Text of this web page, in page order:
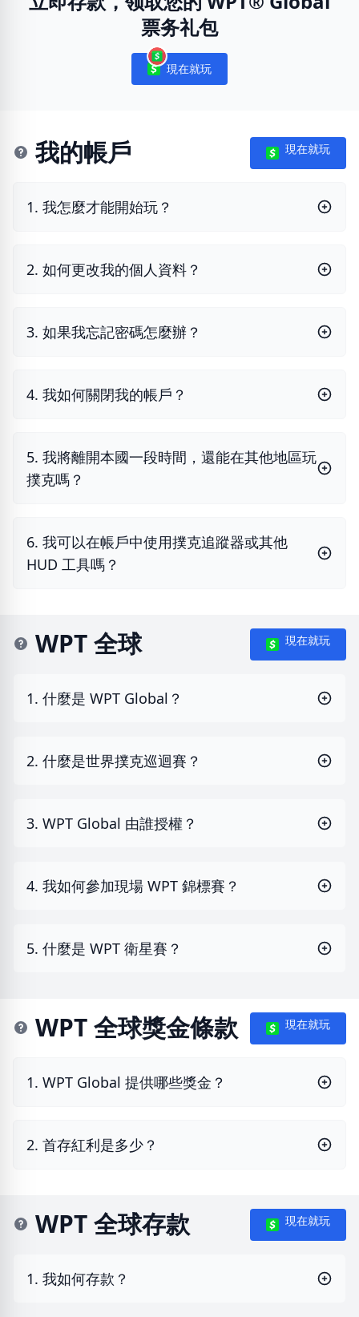
票务礼包
Notifications
現在就玩
我的帳戶 現在就玩
1. 我怎麼才能開始玩？
2. 如何更改我的個人資料？
3. 如果我忘記密碼怎麼辦？
4. 我如何關閉我的帳戶？
5. 我將離開本國一段時間，還能在其他地區玩
撲克嗎？
6. 我可以在帳戶中使用撲克追蹤器或其他
HUD 工具嗎？
WPT 全球 現在就玩
1. 什麼是 WPT Global？
2. 什麼是世界撲克巡迴賽？
3. WPT Global 由誰授權？
4. 我如何參加現場 WPT 錦標賽？
5. 什麼是 WPT 衛星賽？
WPT 全球獎金條款 現在就玩
1. WPT Global 提供哪些獎金？
2. 首存紅利是多少？
WPT 全球存款 現在就玩
1. 我如何存款？